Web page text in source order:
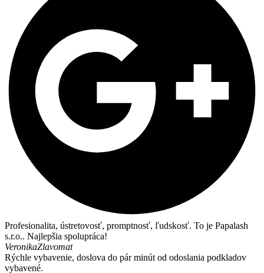
Profesionalita, ústretovosť, promptnosť, ľudskosť. To je Papalash
s.r.o.. Najlepšia spolupráca!
VeronikaZlavomat
Rýchle vybavenie, doslova do pár minút od odoslania podkladov
vybavené.